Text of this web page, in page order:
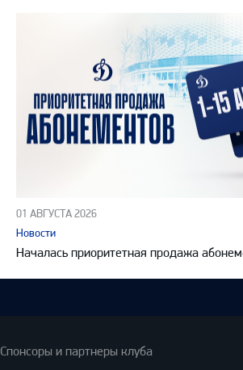
01 АВГУСТА 2026
Новости
Началась приоритетная продажа
Спонсоры и партнеры клуба